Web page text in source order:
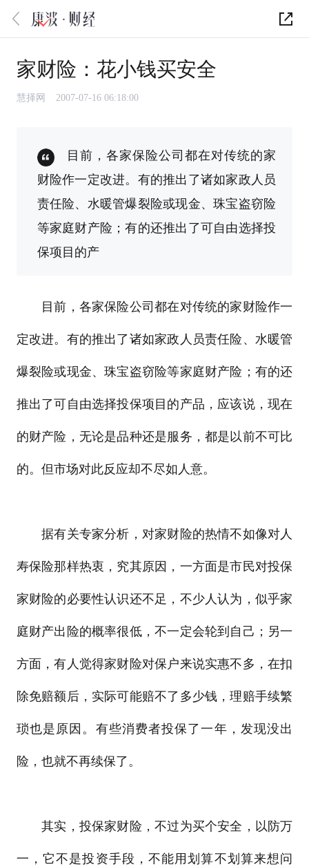
家财险：花小钱买安全
慧择网 2007-07-16 06:18:00
目前，各家保险公司都在对传统的家
财险作一定改进。有的推出了诸如家政人员
责任险、水暖管爆裂险或现金、珠宝盗窃险
等家庭财产险；有的还推出了可自由选择投
保项目的产
目前，各家保险公司都在对传统的家财险作一
定改进。有的推出了诸如家政人员责任险、水暖管
爆裂险或现金、珠宝盗窃险等家庭财产险；有的还
推出了可自由选择投保项目的产品，应该说，现在
的财产险，无论是品种还是服务，都是以前不可比
的。但市场对此反应却不尽如人意。
据有关专家分析，对家财险的热情不如像对人
寿保险那样热衷，究其原因，一方面是市民对投保
家财险的必要性认识还不足，不少人认为，似乎家
庭财产出险的概率很低，不一定会轮到自己；另一
方面，有人觉得家财险对保户来说实惠不多，在扣
除免赔额后，实际可能赔不了多少钱，理赔手续繁
琐也是原因。有些消费者投保了一年，发现没出
险，也就不再续保了。
其实，投保家财险，不过为买个安全，以防万
一，它不是投资手段，不能用划算不划算来想问